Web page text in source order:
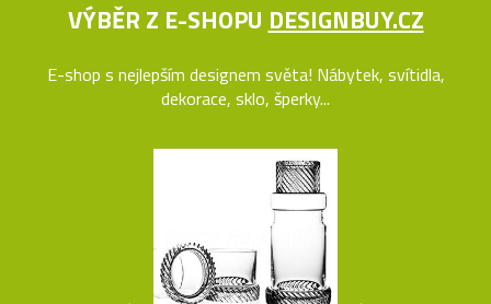
VÝBĚR Z E-SHOPU DESIGNBUY.CZ
E-shop s nejlepším designem světa! Nábytek, svítidla,
dekorace, sklo, šperky...